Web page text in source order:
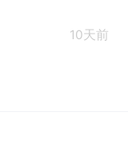
10天前